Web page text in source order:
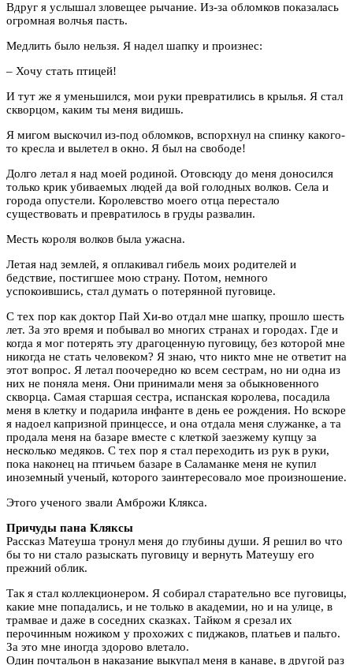
Вдруг я услышал зловещее рычание. Из-за обломков показалась
огромная волчья пасть.
Медлить было нельзя. Я надел шапку и произнес:
– Хочу стать птицей!
И тут же я уменьшился, мои руки превратились в крылья. Я стал
скворцом, каким ты меня видишь.
Я мигом выскочил из-под обломков, вспорхнул на спинку какого-
то кресла и вылетел в окно. Я был на свободе!
Долго летал я над моей родиной. Отовсюду до меня доносился
только крик убиваемых людей да вой голодных волков. Села и
города опустели. Королевство моего отца перестало
существовать и превратилось в груды развалин.
Месть короля волков была ужасна.
Летая над землей, я оплакивал гибель моих родителей и
бедствие, постигшее мою страну. Потом, немного
успокоившись, стал думать о потерянной пуговице.
С тех пор как доктор Пай Хи-во отдал мне шапку, прошло шесть
лет. За это время и побывал во многих странах и городах. Где и
когда я мог потерять эту драгоценную пуговицу, без которой мне
никогда не стать человеком? Я знаю, что никто мне не ответит на
этот вопрос. Я летал поочередно ко всем сестрам, но ни одна из
них не поняла меня. Они принимали меня за обыкновенного
скворца. Самая старшая сестра, испанская королева, посадила
меня в клетку и подарила инфанте в день ее рождения. Но вскоре
я надоел капризной принцессе, и она отдала меня служанке, а та
продала меня на базаре вместе с клеткой заезжему купцу за
несколько медяков. С тех пор я стал переходить из рук в руки,
пока наконец на птичьем базаре в Саламанке меня не купил
иноземный ученый, которого заинтересовало мое произношение.
Этого ученого звали Амброжи Клякса.
Причуды пана Кляксы
Рассказ Матеуша тронул меня до глубины души. Я решил во что
бы то ни стало разыскать пуговицу и вернуть Матеушу его
прежний облик.
Так я стал коллекционером. Я собирал старательно все пуговицы,
какие мне попадались, и не только в академии, но и на улице, в
трамвае и даже в соседних сказках. Тайком я срезал их
перочинным ножиком у прохожих с пиджаков, платьев и пальто.
За это мне иногда здорово влетало.
Один почтальон в наказание выкупал меня в канаве, в другой раз